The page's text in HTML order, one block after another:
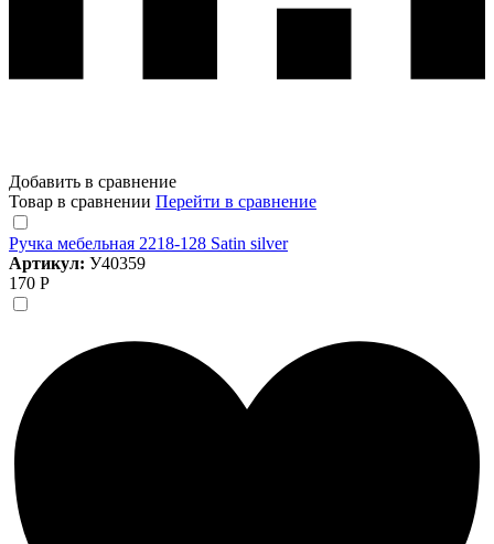
Добавить в сравнение
Товар в сравнении Перейти в сравнение
Ручка мебельная 2218-128 Satin silver
Артикул: У40359
170 Р